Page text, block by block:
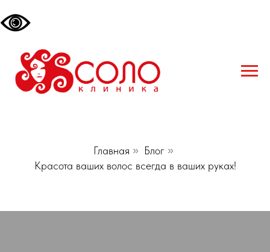
Главная » Блог »
Красота ваших волос всегда в ваших руках!